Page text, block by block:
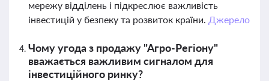
мережу відділень і підкреслює важливість
інвестицій у безпеку та розвиток країни. Джерело
Чому угода з продажу "Агро-Регіону"
вважається важливим сигналом для
інвестиційного ринку?